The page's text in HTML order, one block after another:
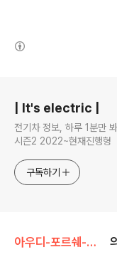
| It's electric |
전기차 정보, 하루 1분만
시즌2 2022~현재진행형
구독하기
아우디-포르쉐-폭스바겐그룹